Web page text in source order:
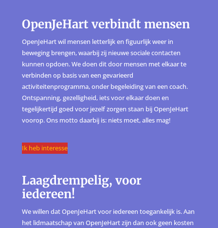
OpenJeHart verbindt mensen
OpenJeHart wil mensen letterlijk en figuurlijk weer in
beweging brengen, waarbij zij nieuwe sociale contacten
kunnen opdoen. We doen dit door mensen met elkaar te
verbinden op basis van een gevarieerd
activiteitenprogramma, onder begeleiding van een coach.
Ontspanning, gezelligheid, iets voor elkaar doen en
tegelijkertijd goed voor jezelf zorgen staan bij OpenJeHart
voorop. Ons motto daarbij is: niets moet, alles mag!
Ik heb interesse
Laagdrempelig, voor
iedereen!
We willen dat OpenJeHart voor iedereen toegankelijk is. Aan
het lidmaatschap van OpenJeHart zijn dan ook geen kosten